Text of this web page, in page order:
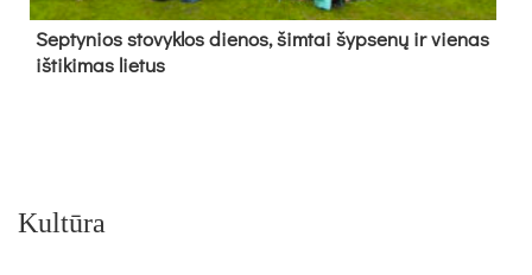
Sep­ty­nios sto­vyk­los die­nos, šim­tai šyp­se­nų ir vie­nas
iš­ti­ki­mas lie­tus
Kultūra